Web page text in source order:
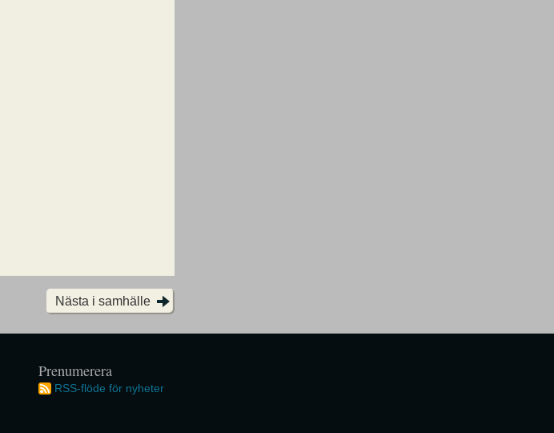
Nästa i samhälle
Prenumerera
RSS-flöde för nyheter